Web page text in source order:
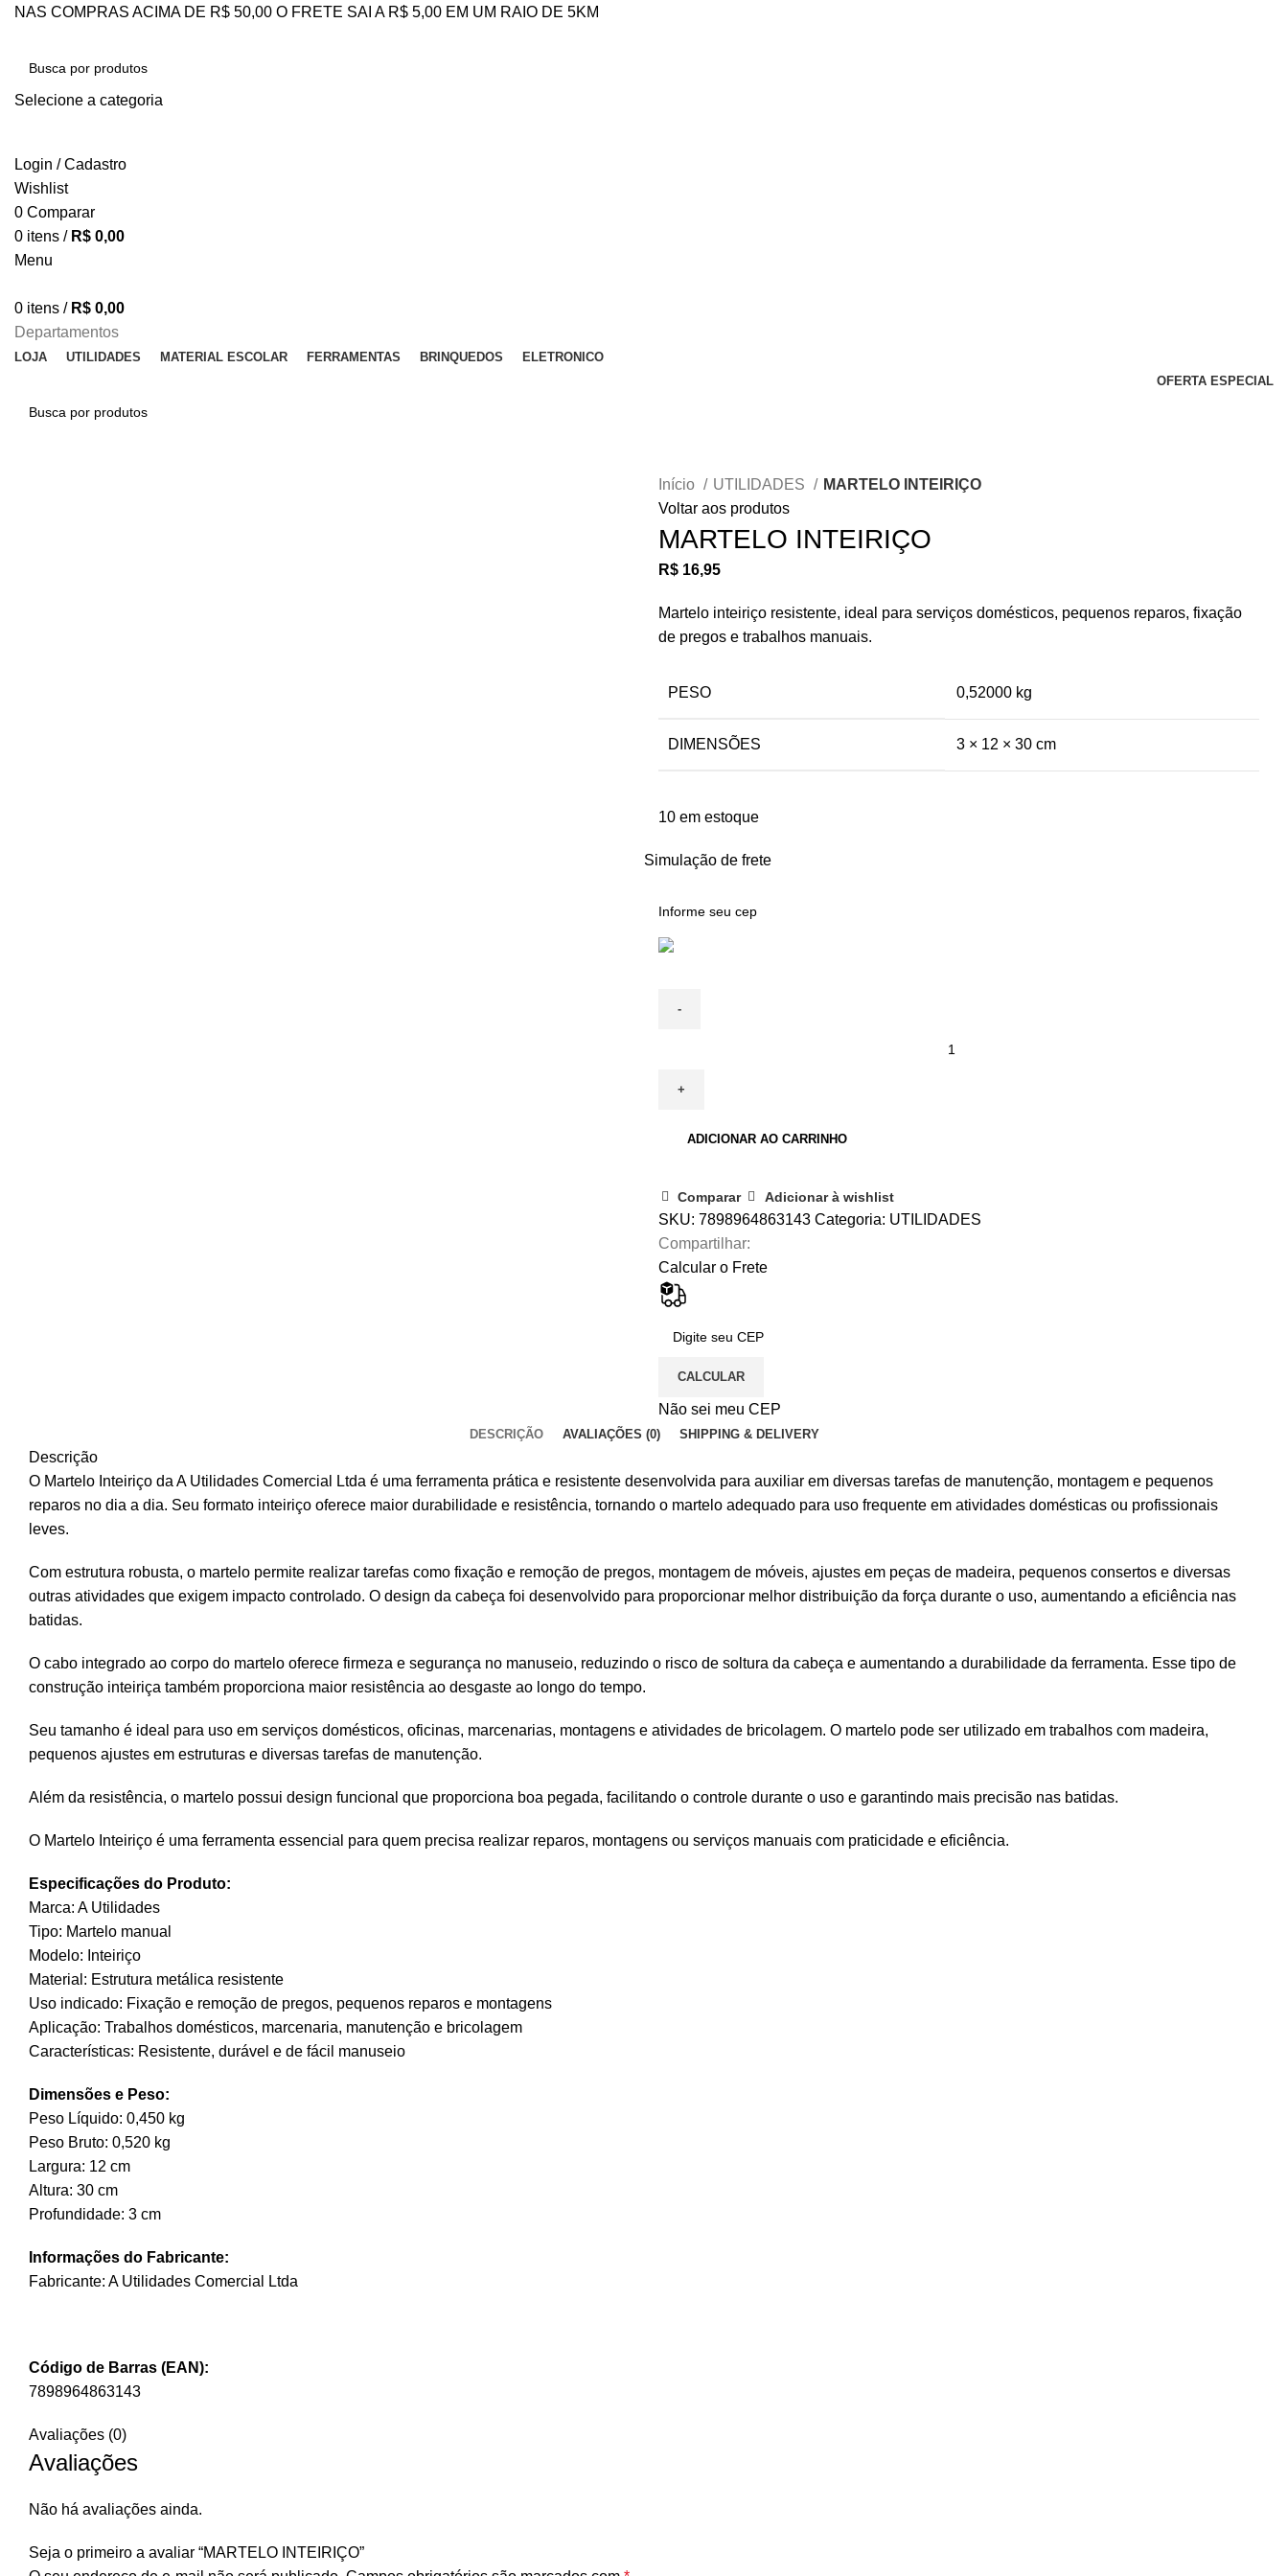
NAS COMPRAS ACIMA DE R$ 50,00 O FRETE SAI A R$ 5,00 EM UM RAIO DE 5KM
Selecione a categoria
Login / Cadastro
Wishlist
0 Comparar
0 itens / R$ 0,00
Menu
0 itens / R$ 0,00
Departamentos
LOJA UTILIDADES MATERIAL ESCOLAR FERRAMENTAS BRINQUEDOS
ELETRONICO
OFERTA ESPECIAL
Início UTILIDADES
MARTELO INTEIRIÇO
Voltar aos produtos
MARTELO INTEIRIÇO
R$ 16,95
Martelo inteiriço resistente, ideal para serviços domésticos, pequenos reparos, fixação
de pregos e trabalhos manuais.
PESO 0,52000 kg
DIMENSÕES 3 × 12 × 30 cm
10 em estoque
Simulação de frete
quantidade
ADICIONAR AO CARRINHO
Comparar Adicionar à wishlist
SKU: 7898964863143 Categoria: UTILIDADES
Compartilhar:
Calcular o Frete
CALCULAR
Não sei meu CEP
DESCRIÇÃO AVALIAÇÕES (0) SHIPPING & DELIVERY
Descrição
O Martelo Inteiriço da A Utilidades Comercial Ltda é uma ferramenta prática e resistente desenvolvida para auxiliar em diversas tarefas de manutenção, montagem e pequenos
reparos no dia a dia. Seu formato inteiriço oferece maior durabilidade e resistência, tornando o martelo adequado para uso frequente em atividades domésticas ou profissionais
leves.
Com estrutura robusta, o martelo permite realizar tarefas como fixação e remoção de pregos, montagem de móveis, ajustes em peças de madeira, pequenos consertos e diversas
outras atividades que exigem impacto controlado. O design da cabeça foi desenvolvido para proporcionar melhor distribuição da força durante o uso, aumentando a eficiência nas
batidas.
O cabo integrado ao corpo do martelo oferece firmeza e segurança no manuseio, reduzindo o risco de soltura da cabeça e aumentando a durabilidade da ferramenta. Esse tipo de
construção inteiriça também proporciona maior resistência ao desgaste ao longo do tempo.
Seu tamanho é ideal para uso em serviços domésticos, oficinas, marcenarias, montagens e atividades de bricolagem. O martelo pode ser utilizado em trabalhos com madeira,
pequenos ajustes em estruturas e diversas tarefas de manutenção.
Além da resistência, o martelo possui design funcional que proporciona boa pegada, facilitando o controle durante o uso e garantindo mais precisão nas batidas.
O Martelo Inteiriço é uma ferramenta essencial para quem precisa realizar reparos, montagens ou serviços manuais com praticidade e eficiência.
Especificações do Produto:
Marca: A Utilidades
Tipo: Martelo manual
Modelo: Inteiriço
Material: Estrutura metálica resistente
Uso indicado: Fixação e remoção de pregos, pequenos reparos e montagens
Aplicação: Trabalhos domésticos, marcenaria, manutenção e bricolagem
Características: Resistente, durável e de fácil manuseio
Dimensões e Peso:
Peso Líquido: 0,450 kg
Peso Bruto: 0,520 kg
Largura: 12 cm
Altura: 30 cm
Profundidade: 3 cm
Informações do Fabricante:
Fabricante: A Utilidades Comercial Ltda
Código de Barras (EAN):
7898964863143
Avaliações (0)
Avaliações
Não há avaliações ainda.
Seja o primeiro a avaliar “MARTELO INTEIRIÇO”